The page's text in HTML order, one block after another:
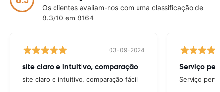
Os clientes avaliam-nos com uma classificação de
8.3/10 em 8164
03-09-2024
site claro e intuitivo, comparação
site claro e intuitivo, comparação fácil
Serviço
Serviço